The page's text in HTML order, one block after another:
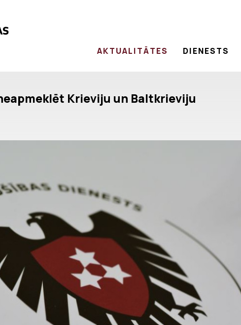
AKTUALITĀTES DIENESTS
Krieviju un Baltkrieviju